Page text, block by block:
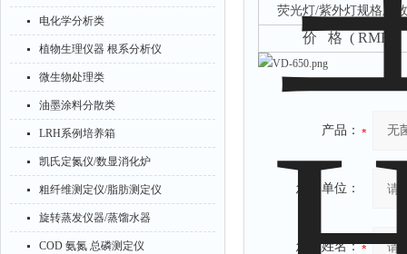
电化学分析类
植物生理仪器 根系分析仪
微生物处理类
油墨涂料分散类
LRH系例培养箱
凯氏定氮仪/数显消化炉
粗纤维测定仪/脂肪测定仪
旋转蒸发仪器/蒸馏水器
COD 氨氮 总磷测定仪
荧光灯/紫外灯规格及
价 格 ( RMB)
产品：
您的单位：
您的姓名：